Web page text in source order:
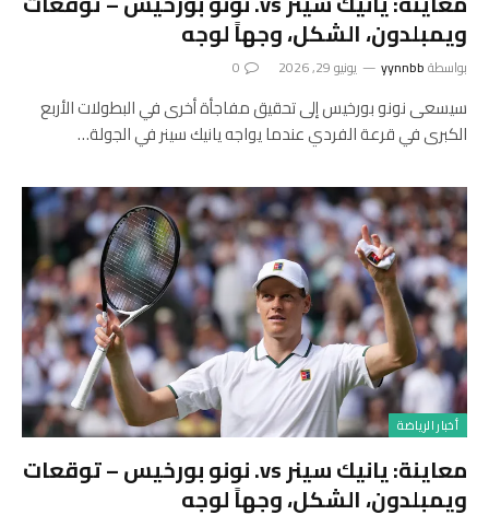
ويمبلدون، الشكل، وجهاً لوجه
بواسطةyynnbb يونيو 29, 2026 0
سيسعى نونو بورخيس إلى تحقيق مفاجأة أخرى في البطولات الأربع
الكبرى في قرعة الفردي عندما يواجه يانيك سينر في الجولة…
أخبار الرياضة
معاينة: يانيك سينر vs. نونو بورخيس – توقعات
ويمبلدون، الشكل، وجهاً لوجه